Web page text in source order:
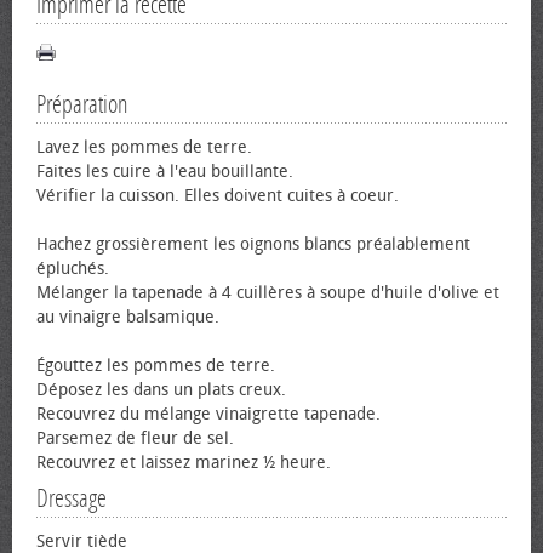
Préparation
Lavez les pommes de terre.
Faites les cuire à l'eau bouillante.
Vérifier la cuisson. Elles doivent cuites à cœur.
Hachez grossièrement les oignons blancs préalablement
épluchés.
Mélanger la tapenade à 4 cuillères à soupe d'huile d'olive et
au vinaigre balsamique.
Égouttez les pommes de terre.
Déposez les dans un plats creux.
Recouvrez du mélange vinaigrette tapenade.
Parsemez de fleur de sel.
Recouvrez et laissez marinez ½ heure.
Dressage
Servir tiède